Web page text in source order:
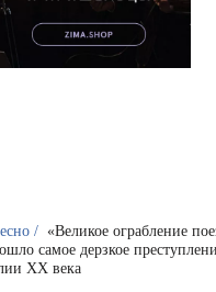
/ «Великое ограбление
самое дерзкое
XX века